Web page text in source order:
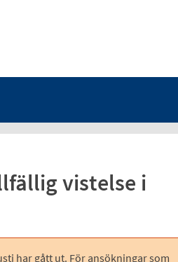
vistelse i
har gått ut. För ansökningar som